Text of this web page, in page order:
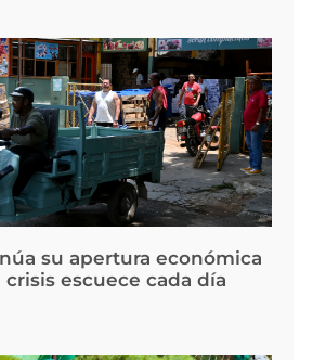
su apertura económica
escuece cada día